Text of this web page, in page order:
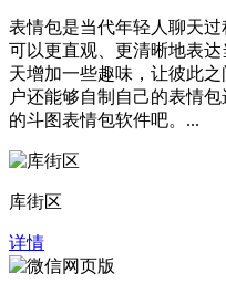
表情包是当代年轻人聊天
可以更直观、更清晰地表
天增加一些趣味，让彼此
户还能够自制自己的表情
的斗图表情包软件吧。...
库街区
详情